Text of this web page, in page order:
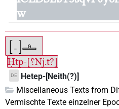
w
Ḥtp-[⸮Nj.t?]
DE
Hetep-[Neith(?)]
Miscellaneous Texts from
Vermischte Texte einzelner